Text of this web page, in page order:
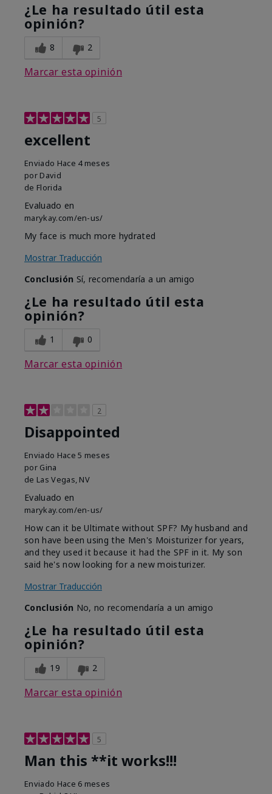
¿Le ha resultado útil esta
opinión?
8 2
Marcar esta opinión
5
excellent
Enviado Hace 4 meses
por David
de Florida
Evaluado en
marykay.com/en-us/
My face is much more hydrated
Mostrar Traducción
Conclusión Sí, recomendaría a un amigo
¿Le ha resultado útil esta
opinión?
1 0
Marcar esta opinión
2
Disappointed
Enviado Hace 5 meses
por Gina
de Las Vegas, NV
Evaluado en
marykay.com/en-us/
How can it be Ultimate without SPF? My husband and
son have been using the Men's Moisturizer for years,
and they used it because it had the SPF in it. My son
said he's now looking for a new moisturizer.
Mostrar Traducción
Conclusión No, no recomendaría a un amigo
¿Le ha resultado útil esta
opinión?
19 2
Marcar esta opinión
5
Man this **it works!!!
Enviado Hace 6 meses